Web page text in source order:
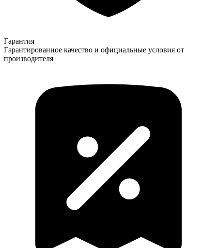
Гарантия
Гарантированное качество и официальные условия от
производителя